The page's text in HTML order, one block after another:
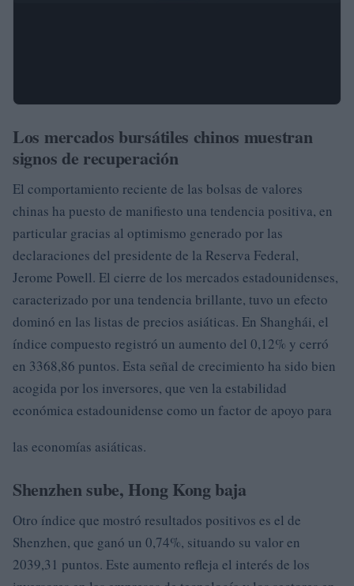
Los mercados bursátiles chinos muestran
signos de recuperación
El comportamiento reciente de las bolsas de valores
chinas ha puesto de manifiesto una tendencia positiva, en
particular gracias al optimismo generado por las
declaraciones del presidente de la Reserva Federal,
Jerome Powell. El cierre de los mercados estadounidenses,
caracterizado por una tendencia brillante, tuvo un efecto
dominó en las listas de precios asiáticas. En Shanghái, el
índice compuesto registró un aumento del 0,12% y cerró
en 3368,86 puntos. Esta señal de crecimiento ha sido bien
acogida por los inversores, que ven la estabilidad
económica estadounidense como un factor de apoyo para
las economías asiáticas.
Shenzhen sube, Hong Kong baja
Otro índice que mostró resultados positivos es el de
Shenzhen, que ganó un 0,74%, situando su valor en
2039,31 puntos. Este aumento refleja el interés de los